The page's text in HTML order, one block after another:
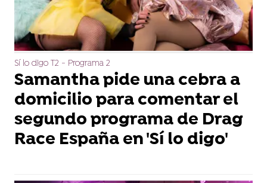
Sí lo digo T2 - Programa 2
Samantha pide una cebra a
domicilio para comentar el
segundo programa de Drag
Race España en 'Sí lo digo'